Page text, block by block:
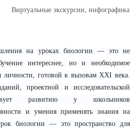
Виртуальные экскурсии, инфографика
на уроках биологии — это не
интереснее, но и необходимое
личности, готовой к вызовам XXI века.
проектной и исследовательской
развитию у школьников
и умения применять знания на
биологии — это пространство для